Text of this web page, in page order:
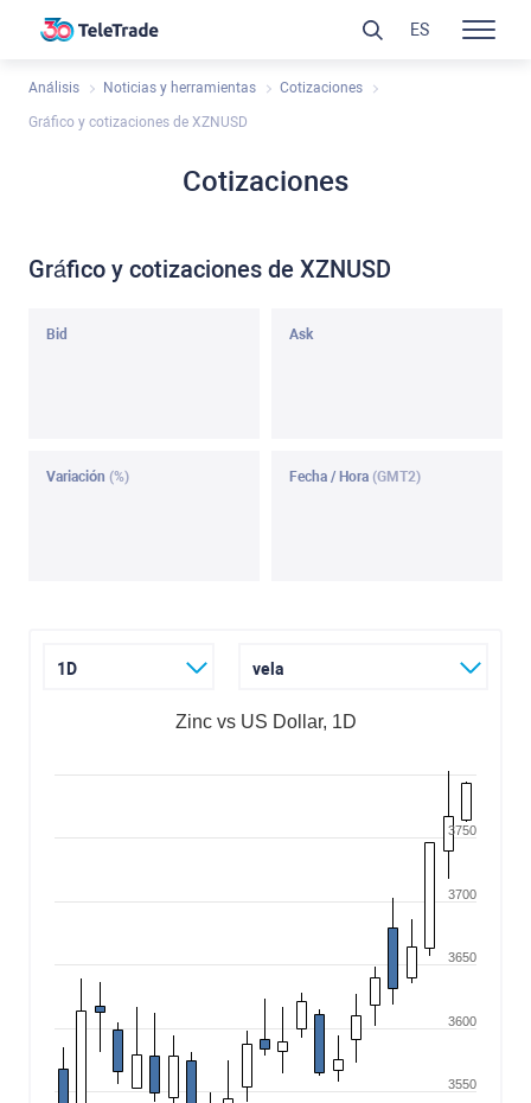
Análisis Noticias y herramientas Cotizaciones
Gráfico y cotizaciones de XZNUSD
Cotizaciones
Gráfico y cotizaciones de XZNUSD
Bid Ask
Variación (%) Fecha / Hora (GMT2)
1D vela
Zinc vs US Dollar, 1D
3550
3600
3650
3700
3750
ES